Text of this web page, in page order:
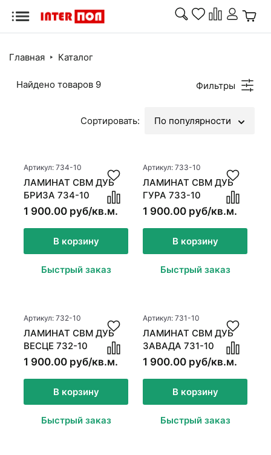
доска
паркет
Кварцвинил Ковролин
Стеновые
панели
Главная Каталог
Найдено товаров 9 Фильтры
Сортировать: По популярности
Артикул: 734-10
ЛАМИНАТ CBM ДУБ
БРИЗА 734-10
1 900.00 руб/кв.м.
В корзину
Быстрый заказ
Артикул: 733-10
ЛАМИНАТ CBM ДУБ
ГУРА 733-10
1 900.00 руб/кв.м.
В корзину
Быстрый заказ
Артикул: 732-10
ЛАМИНАТ CBM ДУБ
ВЕСЦЕ 732-10
1 900.00 руб/кв.м.
В корзину
Быстрый заказ
Артикул: 731-10
ЛАМИНАТ CBM ДУБ
ЗАВАДА 731-10
1 900.00 руб/кв.м.
В корзину
Быстрый заказ
Назад
Инженерная доска
Минерально-каменный ламинат
Паркетная химия
Сопутствующие товары
Ковролин